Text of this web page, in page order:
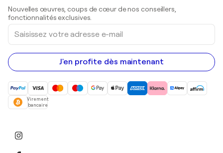
Peintures acryliques
Nouvelles œuvres, coups de cœur de nos conseillers,
fonctionnalités exclusives.
Saisissez
votre
adresse
e-
mail
J'en profite dès maintenant
Virement
bancaire